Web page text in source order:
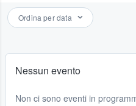
Ordina per data
Nessun evento
Non ci sono eventi in